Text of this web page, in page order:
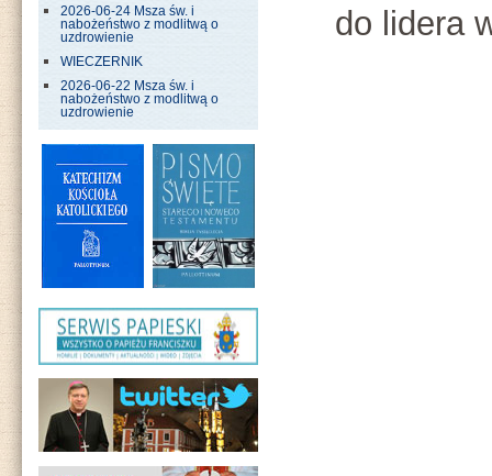
2026-06-24 Msza św. i
nabożeństwo z modlitwą o
uzdrowienie
WIECZERNIK
2026-06-22 Msza św. i
nabożeństwo z modlitwą o
uzdrowienie
do lidera